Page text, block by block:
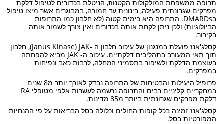
תרופה ממשפחת המולקולות הקטנות, הניטלת בכדורים לטיפול דלקת
מפרקים שגרונתית פעילה, בינונית עד חמורה, במבוגרים אשר מיצו טיפול
בDMARDs. התרופה היא כימית קטנה (לא חלבון כמו התרופות
הביולוגיות) ולכן ניתן לקחת אותה בכדורים ואין צורך לשמור אותה
בקירור.
קסלג'אנז פועלת במנגנון של עיכוב חלבון ה -Janus Kinase) JAK), חלבון
תוך תאי המעורב בתהליכים דלקתיים. עיכוב ה- JAK מביא להפחתה
בעוצמת הדלקת ולשיפור בתסמיני המחלה, לרבות כאב ונפיחות
במפרקים.
פרופיל היעילות והבטיחות של התרופה נבדק לאורך יותר מ8 שנים
במחקריים קליניים רבים והתרופה נרשמה לעשרות אלפי מטופלי RA
דלקת מפרקים שגרונתית ביותר מ85 מדינות.
קסלג'אנז זמינה בכל קופות החולים וכלולה בסל הבריאות על פי ההנחיות
המפורטיות בסל.